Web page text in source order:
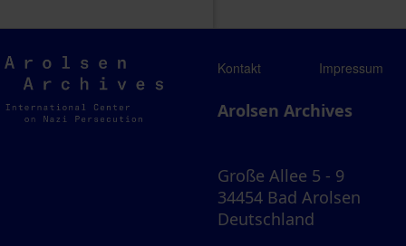
Arolsen
Archives
Kontakt Impressum
Arolsen Archives
Große Allee 5 - 9
34454 Bad Arolsen
Deutschland